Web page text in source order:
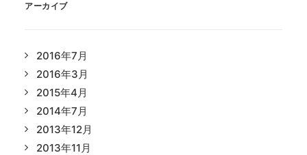
アーカイブ
2016年7月
2016年3月
2015年4月
2014年7月
2013年12月
2013年11月